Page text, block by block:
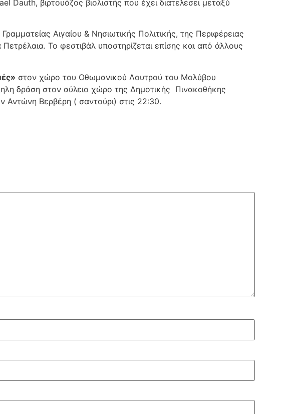
βιρτουόζος βιολιστής που έχει διατελέσει μεταξύ
Αιγαίου & Νησιωτικής Πολιτικής, της Περιφέρειας
Το φεστιβάλ υποστηρίζεται επίσης και από άλλους
στον χώρο του Οθωμανικού Λουτρού του Μολύβου
δράση στον αύλειο χώρο της Δημοτικής Πινακοθήκης
Αντώνη Βερβέρη ( σαντούρι) στις 22:30.